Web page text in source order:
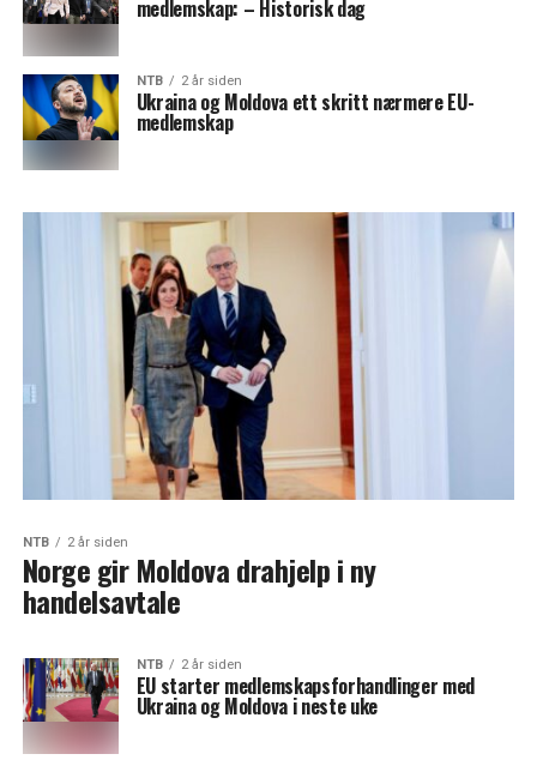
medlemskap: – Historisk dag
NTB 2 år siden
Ukraina og Moldova ett skritt nærmere EU-
medlemskap
NTB 2 år siden
Norge gir Moldova drahjelp i ny
handelsavtale
NTB 2 år siden
EU starter medlemskapsforhandlinger med
Ukraina og Moldova i neste uke